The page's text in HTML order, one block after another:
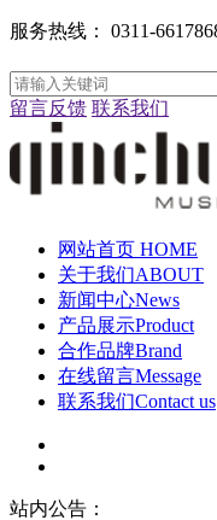
服务热线： 0311-
留言反馈 联系我们
网站首页 HOME
关于我们ABOUT
新闻中心News
产品展示Product
合作品牌Brand
在线留言Message
联系我们Contact us
站内公告：